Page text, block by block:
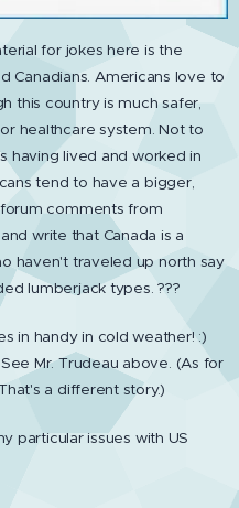
for jokes here is the
Canadians. Americans love to
this country is much safer,
healthcare system. Not to
having lived and worked in
tend to have a bigger,
comments from
write that Canada is a
haven't traveled up north say
lumberjack types. ???
in handy in cold weather! :)
Mr. Trudeau above. (As for
a different story.)
particular issues with US